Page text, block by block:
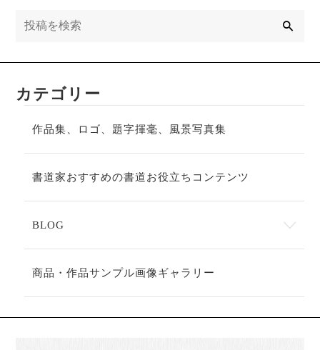
カテゴリー
作品集、ロゴ、題字揮毫、風景写真集
書道家おすすめの書道お役立ちコンテンツ
BLOG
商品・作品サンプル画像ギャラリー